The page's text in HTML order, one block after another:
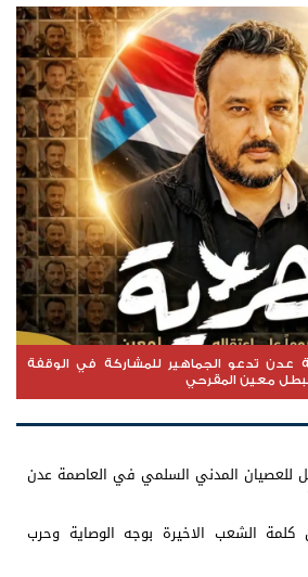
عدن تدعو الجماهير للمشاركة في الوقفة
معين المقرحي
للعصيان المدني السلمي في العاصمة عدن
كلمة الشعب الاخيرة بوجه الوصاية وحرب